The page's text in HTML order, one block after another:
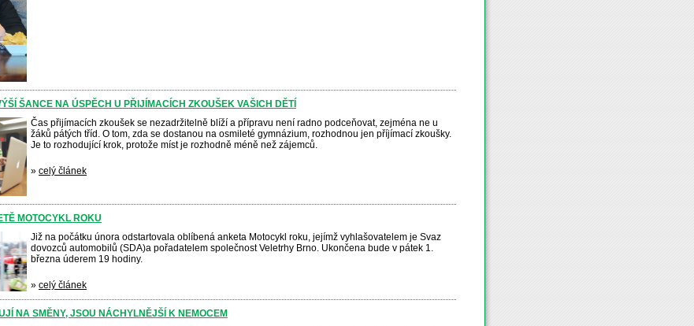
ŠANCE NA ÚSPĚCH U PŘIJÍMACÍCH ZKOUŠEK VAŠICH DĚTÍ
Čas přijímacích zkoušek se nezadržitelně blíží a přípravu není radno podceňovat, zejména ne u
žáků pátých tříd. O tom, zda se dostanou na osmileté gymnázium, rozhodnou jen příjímací zkoušky.
Je to rozhodující krok, protože míst je rozhodně méně než zájemců.
» celý článek
MOTOCYKL ROKU
Již na počátku února odstartovala oblíbená anketa Motocykl roku, jejímž vyhlašovatelem je Svaz
dovozců automobilů (SDA)a pořadatelem společnost Veletrhy Brno. Ukončena bude v pátek 1.
března úderem 19 hodiny.
» celý článek
NA SMĚNY, JSOU NÁCHYLNĚJŠÍ K NEMOCEM